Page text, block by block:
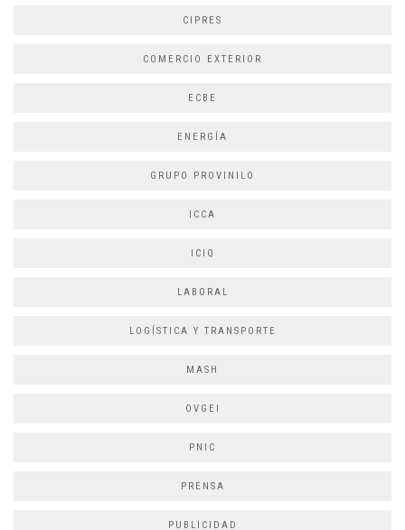
CIPRES
COMERCIO EXTERIOR
ECBE
ENERGÍA
GRUPO PROVINILO
ICCA
ICIQ
LABORAL
LOGÍSTICA Y TRANSPORTE
MASH
OVGEI
PNIC
PRENSA
PUBLICIDAD